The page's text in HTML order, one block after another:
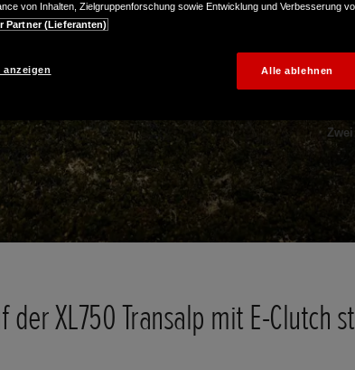
der XL750 Transalp mit E-
von Inhalten, Zielgruppenforschung sowie Entwicklung und Verbesserung
Partner (Lieferanten)
anzeigen Alle ablehnen